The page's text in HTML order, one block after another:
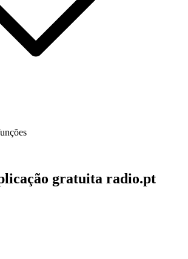
gratuita radio.pt